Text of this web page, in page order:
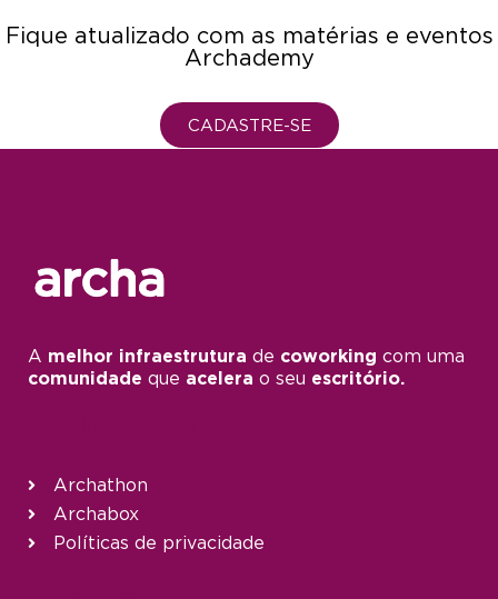
Fique atualizado com as matérias e eventos
Archademy
CADASTRE-SE
A melhor infraestrutura de coworking com uma
comunidade que acelera o seu escritório.
Archathon
Archabox
Políticas de privacidade